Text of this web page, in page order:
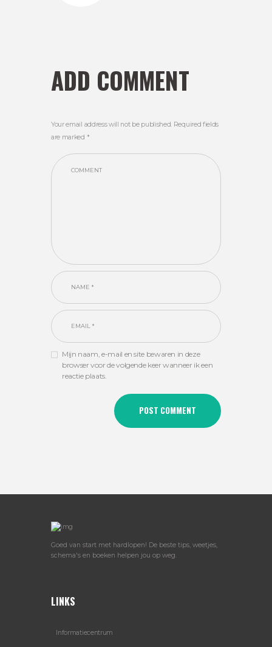
ADD COMMENT
Your email address will not be published. Required fields
are marked *
Mijn naam, e-mail en site bewaren in deze
browser voor de volgende keer wanneer ik een
reactie plaats.
Goed van start met hardlopen! De beste tips, weetjes,
schema's en boeken helpen jou op weg.
LINKS
Informatiecentrum